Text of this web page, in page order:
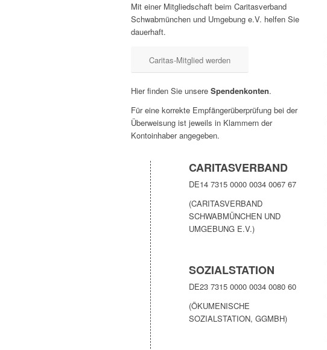
Mit einer Mitgliedschaft beim Caritasverband
Schwabmünchen und Umgebung e.V. helfen Sie
dauerhaft.
Caritas-Mitglied werden
Hier finden Sie unsere Spendenkonten.
Für eine korrekte Empfängerüberprüfung bei der
Überweisung ist jeweils in Klammern der
Kontoinhaber angegeben.
CARITASVERBAND
DE14 7315 0000 0034 0067 67
(CARITASVERBAND
SCHWABMÜNCHEN UND
UMGEBUNG E.V.)
SOZIALSTATION
DE23 7315 0000 0034 0080 60
(ÖKUMENISCHE
SOZIALSTATION, GGMBH)